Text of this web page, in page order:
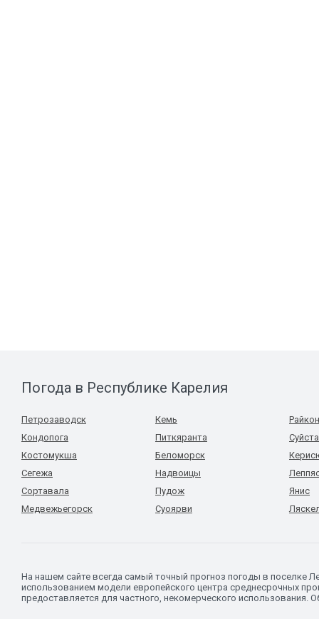
Погода в Республике Карелия
Петрозаводск
Кондопога
Костомукша
Сегежа
Сортавала
Медвежьегорск
Кемь
Питкяранта
Беломорск
Надвоицы
Пудож
Суоярви
Янис
На нашем сайте всегда самый точный прогноз погоды в поселке
использованием модели европейского центра среднесрочных
предоставляется для частного, некомерческого использования.